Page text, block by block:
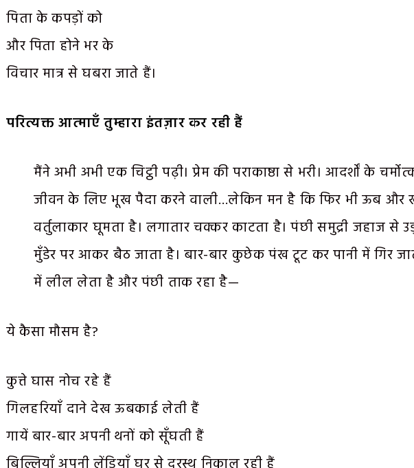
पिता के कपड़ों को
और पिता होने भर के
विचार मात्र से घबरा जाते हैं।
परित्यक्त आत्माएँ तुम्हारा इंतज़ार कर रही हैं
मैंने अभी अभी एक चिट्ठी पढ़ी। प्रेम की पराकाष्ठा से भरी। आदर्शों के
जीवन के लिए भूख पैदा करने वाली…लेकिन मन है कि फिर भी ऊब और
वर्तुलाकार घूमता है। लगातार चक्कर काटता है। पंछी समुद्री जहाज से
मुँडेर पर आकर बैठ जाता है। बार-बार कुछेक पंख टूट कर पानी में गिर
में लील लेता है और पंछी ताक रहा है—
ये कैसा मौसम है?
कुत्ते घास नोच रहे हैं
गिलहरियाँ दाने देख ऊबकाई लेती हैं
गायें बार-बार अपनी थनों को सूँघती हैं